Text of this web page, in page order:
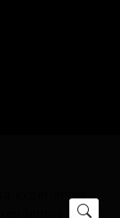
experiência
que